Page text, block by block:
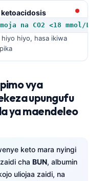
na CO2 <18 mmol/L
hiyo, hasa ikiwa
vya
upungufu
ya maendeleo
keto mara nyingi
cha BUN, albumin
uliojaa zaidi, na